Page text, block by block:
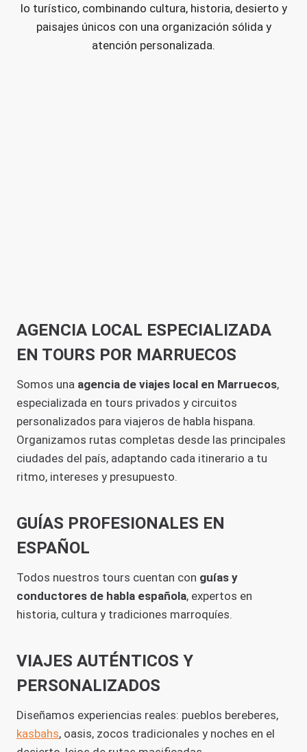
lo turístico, combinando cultura, historia, desierto y
paisajes únicos con una organización sólida y
atención personalizada.
AGENCIA LOCAL ESPECIALIZADA
EN TOURS POR MARRUECOS
Somos una agencia de viajes local en Marruecos,
especializada en tours privados y circuitos
personalizados para viajeros de habla hispana.
Organizamos rutas completas desde las principales
ciudades del país, adaptando cada itinerario a tu
ritmo, intereses y presupuesto.
GUÍAS PROFESIONALES EN
ESPAÑOL
Todos nuestros tours cuentan con guías y
conductores de habla española, expertos en
historia, cultura y tradiciones marroquíes.
VIAJES AUTÉNTICOS Y
PERSONALIZADOS
Diseñamos experiencias reales: pueblos bereberes,
kasbahs, oasis, zocos tradicionales y noches en el